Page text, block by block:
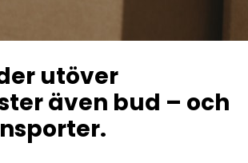
utöver
även bud – och